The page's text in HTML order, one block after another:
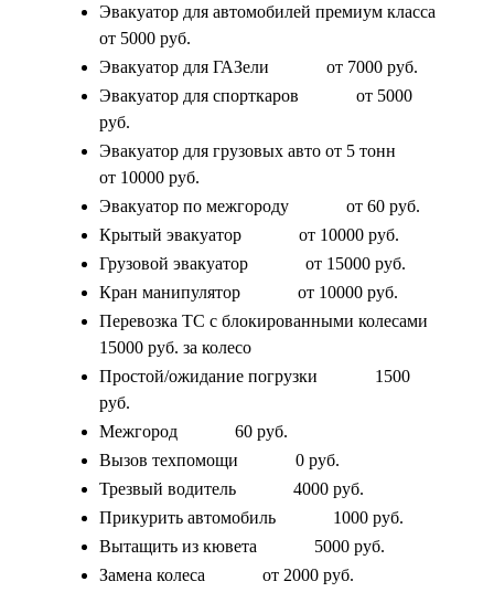
Эвакуатор для автомобилей премиум класса
от 5000 руб.
Эвакуатор для ГАЗели
от 7000 руб.
Эвакуатор для спорткаров
от 5000
руб.
Эвакуатор для грузовых авто от 5 тонн
от 10000 руб.
Эвакуатор по межгороду
от 60 руб.
Крытый эвакуатор
от 10000 руб.
Грузовой эвакуатор
от 15000 руб.
Кран манипулятор
от 10000 руб.
Перевозка ТС с блокированными колесами
15000 руб. за колесо
Простой/ожидание погрузки
1500
руб.
Межгород
60 руб.
Вызов техпомощи
0 руб.
Трезвый водитель
4000 руб.
Прикурить автомобиль
1000 руб.
Вытащить из кювета
5000 руб.
Замена колеса
от 2000 руб.